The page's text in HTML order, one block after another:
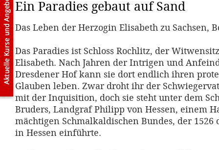
Ein Paradies gebaut auf Sand
Das Leben der Herzogin Elisabeth zu Sachsen,
Das Paradies ist Schloss Rochlitz, der
Elisabeth. Nach Jahren der Intrigen und
Dresdener Hof kann sie dort endlich ihren
Glauben leben. Zwar droht ihr der
mit der Inquisition, doch sie steht unter dem
Bruders, Landgraf Philipp von Hessen, einem
mächtigen Schmalkaldischen Bundes, der 1526
in Hessen einführte.